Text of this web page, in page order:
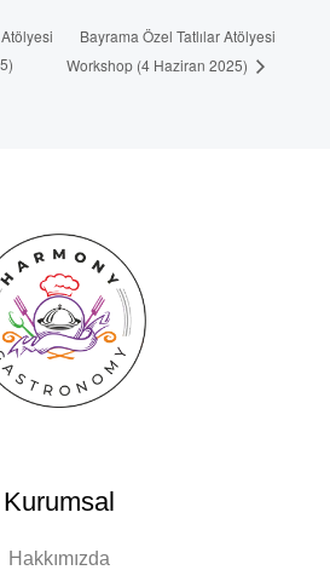
Bayrama Özel Tatlılar Atölyesi
Workshop (4 Haziran 2025)
Kurumsal
Hakkımızda